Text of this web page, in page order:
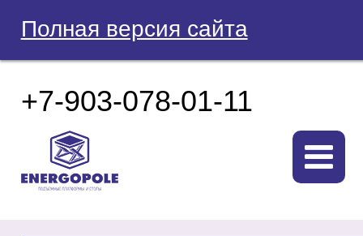
Полная версия сайта
+7-903-078-01-11